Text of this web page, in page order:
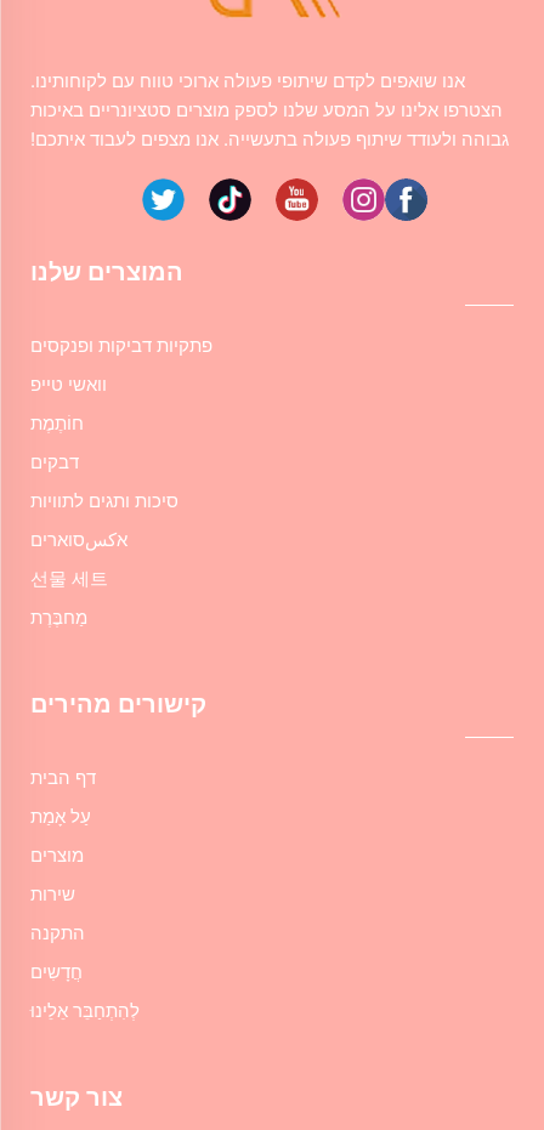
אנו שואפים לקדם שיתופי פעולה ארוכי טווח עם לקוחותינו.
הצטרפו אלינו על המסע שלנו לספק מוצרים סטציונריים באיכות
גבוהה ולעודד שיתוף פעולה בתעשייה. אנו מצפים לעבוד איתכם!
המוצרים שלנו
פתקיות דביקות ופנקסים
וואשי טייפ
חוֹתֶמֶת
דבקים
סיכות ותגים לתוויות
אكسסוארים
선물 세트
מַחבֶּרֶת
קישורים מהירים
דף הבית
עַל אָמַת
מוצרים
שירות
התקנה
חֲדָשִים
לְהִתְחַבֵּר אֵלֵינוּ
צור קשר